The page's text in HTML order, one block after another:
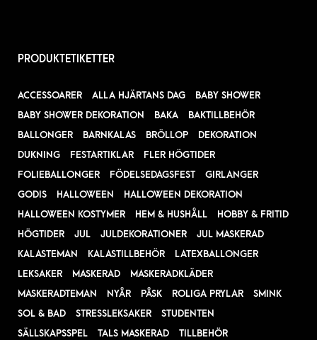
PRODUKTETIKETTER
ACCESSOARER ALLA HJÄRTANS DAG
BABY SHOWER
BABY SHOWER DEKORATION
BAKA
BAKTILLBEHÖR
BALLONGER
BARNKALAS BRÖLLOP
DEKORATION
DUKNING
FESTARTIKLAR
FLER HÖGTIDER
FOLIEBALLONGER
FÖDELSEDAGSFEST
GIRLANGER
GODIS
HALLOWEEN
HALLOWEEN DEKORATION
HALLOWEEN KOSTYMER
HEM & HUSHÅLL
HOBBY & FRITID
HÖGTIDER
JUL JULDEKORATIONER
JUL MASKERAD
KALASTEMAN
KALASTILLBEHÖR
LATEXBALLONGER
LEKSAKER
MASKERAD
MASKERADKLÄDER
MASKERADTEMAN
NYÅR PÅSK ROLIGA PRYLAR
SMINK
SOL & BAD
STRESSLEKSAKER
STUDENTEN
SÄLLSKAPSSPEL
TALS MASKERAD TILLBEHÖR